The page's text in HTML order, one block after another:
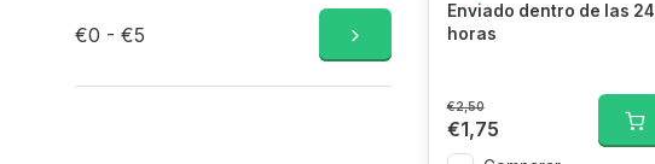
€0 - €5
Enviado dentro de las 24
horas
€2,50
€1,75